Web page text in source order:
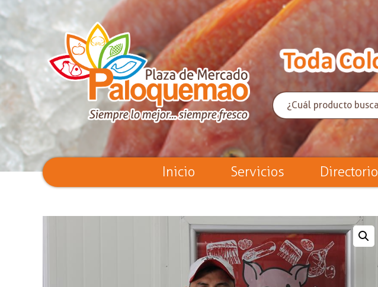
Inicio Servicios Directorio